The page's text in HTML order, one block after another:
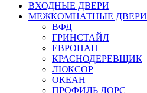
ВХОДНЫЕ ДВЕРИ
МЕЖКОМНАТНЫЕ ДВЕРИ
ВФД
ГРИНСТАЙЛ
ЕВРОПАН
КРАСНОДЕРЕВЩИК
ЛЮКСОР
ОКЕАН
ПРОФИЛЬ ДОРС